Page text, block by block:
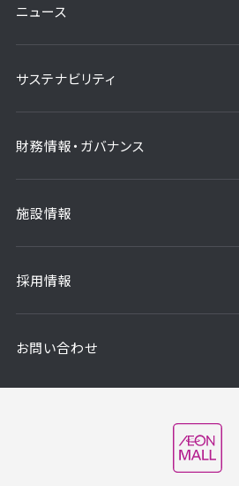
ニュース
サステナビリティ
財務情報・ガバナンス
施設情報
採用情報
お問い合わせ